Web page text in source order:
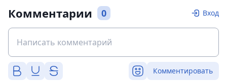
Комментарии 0 Вход
Комментировать